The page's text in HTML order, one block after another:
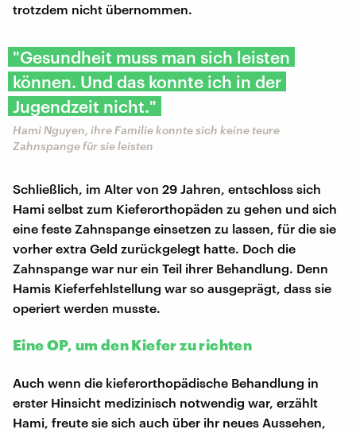
trotzdem nicht übernommen.
"Gesundheit muss man sich leisten
können. Und das konnte ich in der
Jugendzeit nicht."
Hami Nguyen, ihre Familie konnte sich keine teure
Zahnspange für sie leisten
Schließlich, im Alter von 29 Jahren, entschloss sich
Hami selbst zum Kieferorthopäden zu gehen und sich
eine feste Zahnspange einsetzen zu lassen, für die sie
vorher extra Geld zurückgelegt hatte. Doch die
Zahnspange war nur ein Teil ihrer Behandlung. Denn
Hamis Kieferfehlstellung war so ausgeprägt, dass sie
operiert werden musste.
Eine OP, um den Kiefer zu richten
Auch wenn die kieferorthopädische Behandlung in
erster Hinsicht medizinisch notwendig war, erzählt
Hami, freute sie sich auch über ihr neues Aussehen,